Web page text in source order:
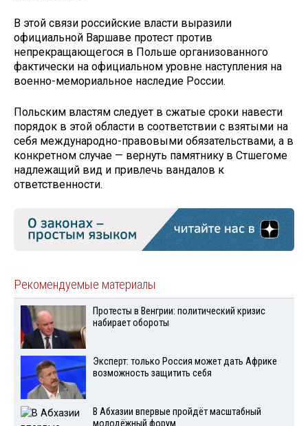
В этой связи российские власти выразили
официальной Варшаве протест против
непрекращающегося в Польше организованного
фактически на официальном уровне наступления на
военно-мемориальное наследие России.
Польским властям следует в сжатые сроки навести
порядок в этой области в соответствии с взятыми на
себя международно-правовыми обязательствами, а в
конкретном случае — вернуть памятнику в Стшегоме
надлежащий вид и привлечь вандалов к
ответственности.
Рекомендуемые материалы
Протесты в Венгрии: политический кризис
набирает обороты
Эксперт: только Россия может дать Африке
возможность защитить себя
В Абхазии впервые пройдёт масштабный
молодёжный форум